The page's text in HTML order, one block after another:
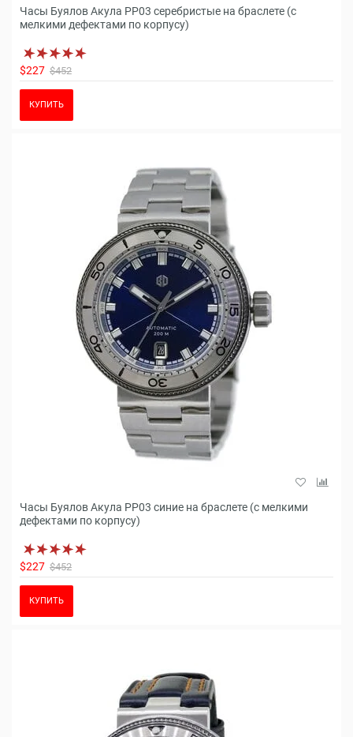
Часы Буялов Акула РР03 серебристые на браслете (с
мелкими дефектами по корпусу)
$227 $452
КУПИТЬ
Часы Буялов Акула РР03 синие на браслете (с мелкими
дефектами по корпусу)
$227 $452
КУПИТЬ